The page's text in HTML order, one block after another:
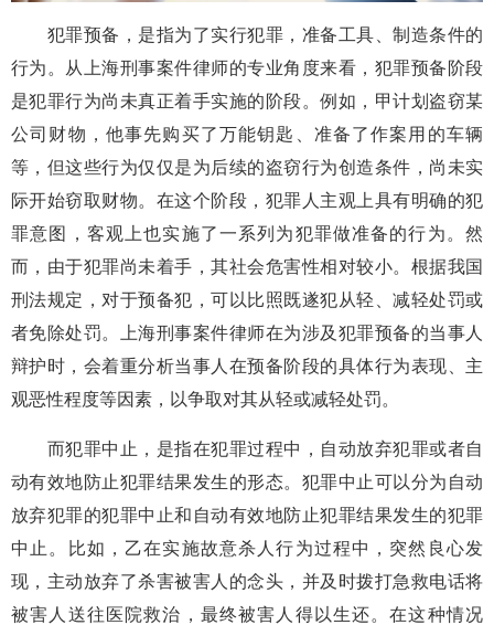
犯罪预备，是指为了实行犯罪，准备工具、制造条件的
行为。从上海刑事案件律师的专业角度来看，犯罪预备阶段
是犯罪行为尚未真正着手实施的阶段。例如，甲计划盗窃某
公司财物，他事先购买了万能钥匙、准备了作案用的车辆
等，但这些行为仅仅是为后续的盗窃行为创造条件，尚未实
际开始窃取财物。在这个阶段，犯罪人主观上具有明确的犯
罪意图，客观上也实施了一系列为犯罪做准备的行为。然
而，由于犯罪尚未着手，其社会危害性相对较小。根据我国
刑法规定，对于预备犯，可以比照既遂犯从轻、减轻处罚或
者免除处罚。上海刑事案件律师在为涉及犯罪预备的当事人
辩护时，会着重分析当事人在预备阶段的具体行为表现、主
观恶性程度等因素，以争取对其从轻或减轻处罚。
而犯罪中止，是指在犯罪过程中，自动放弃犯罪或者自
动有效地防止犯罪结果发生的形态。犯罪中止可以分为自动
放弃犯罪的犯罪中止和自动有效地防止犯罪结果发生的犯罪
中止。比如，乙在实施故意杀人行为过程中，突然良心发
现，主动放弃了杀害被害人的念头，并及时拨打急救电话将
被害人送往医院救治，最终被害人得以生还。在这种情况